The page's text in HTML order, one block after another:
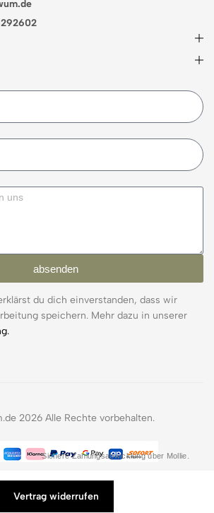
absenden
du dich einverstanden, dass wir
speichern. Mehr dazu in unserer
2026 Alle Rechte vorbehalten.
Sichere Zahlungsabwicklung über Mollie.
Vertrag widerrufen